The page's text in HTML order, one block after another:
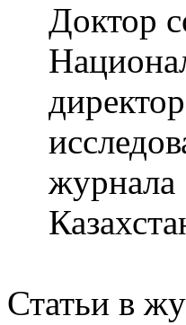
Доктор
Статьи в